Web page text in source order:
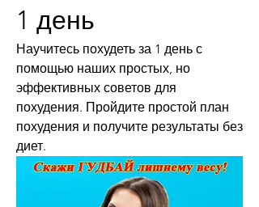
1 день
Научитесь похудеть за 1 день с
помощью наших простых, но
эффективных советов для
похудения. Пройдите простой план
похудения и получите результаты без
диет.